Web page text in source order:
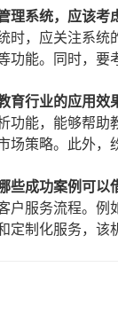
系统，应该考
时，应关注系
能。同时，要
行业的应用效
功能，能够帮
策略。此外，
成功案例可以
户服务流程。
制化服务，该